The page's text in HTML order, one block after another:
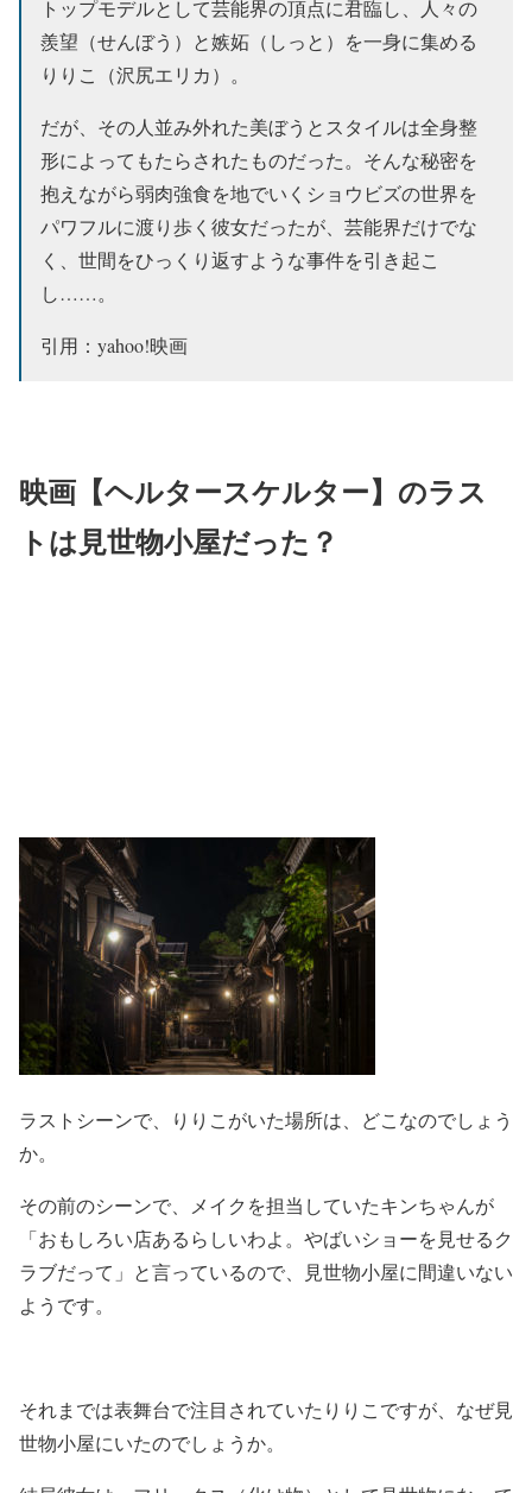
トップモデルとして芸能界の頂点に君臨し、人々の
羨望（せんぼう）と嫉妬（しっと）を一身に集める
りりこ（沢尻エリカ）。
だが、その人並み外れた美ぼうとスタイルは全身整
形によってもたらされたものだった。そんな秘密を
抱えながら弱肉強食を地でいくショウビズの世界を
パワフルに渡り歩く彼女だったが、芸能界だけでな
く、世間をひっくり返すような事件を引き起こ
し……。
引用：yahoo!映画
映画【ヘルタースケルター】のラス
トは見世物小屋だった？
ラストシーンで、りりこがいた場所は、どこなのでしょう
か。
その前のシーンで、メイクを担当していたキンちゃんが
「おもしろい店あるらしいわよ。やばいショーを見せるク
ラブだって」と言っているので、
見世物小屋に間違いない
ようです。
それまでは表舞台で注目されていたりりこですが、なぜ見
世物小屋にいたのでしょうか。